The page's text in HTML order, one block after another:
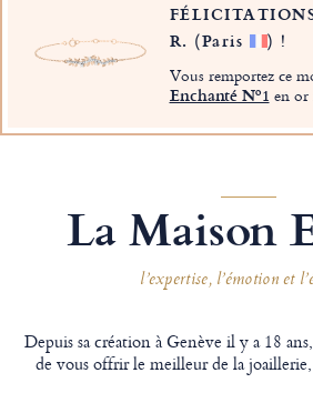
R. (Paris ) !
Vous remportez ce
Enchanté Nº1 en or
La Maison
l’expertise, l’émotion et
Depuis sa création à Genève il y a 18
de vous offrir le meilleur de la joaillerie,